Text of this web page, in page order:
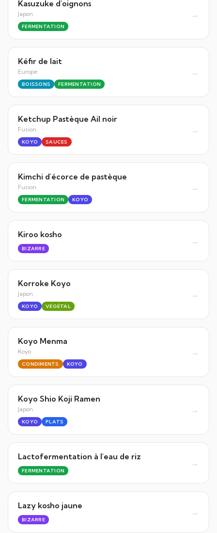
Kasuzuke d'oignons
Japon
FERMENTATION
→
Kéfir de lait
Europe
BOISSONS FERMENTATION
→
Ketchup Pastèque Ail noir
Fusion
KOYO SAUCES
→
Kimchi d'écorce de pastèque
Fusion
FERMENTATION KOYO
→
Kiroo kosho
BIZARRE
→
Korroke Koyo
Japon
KOYO VÉGÉTAL
→
Koyo Menma
Koyo
CONDIMENTS KOYO
→
Koyo Shio Koji Ramen
Japon
KOYO PLATS
→
Lactofermentation à l'eau de riz
FERMENTATION
→
Lazy kosho jaune
BIZARRE
→